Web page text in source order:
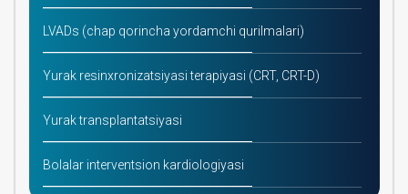
LVADs (chap qorincha yordamchi qurilmalari)
Yurak resinxronizatsiyasi terapiyasi (CRT, CRT-D)
Yurak transplantatsiyasi
Bolalar interventsion kardiologiyasi